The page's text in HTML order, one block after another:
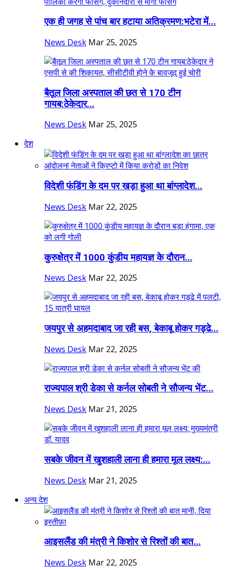
एक ही जगह से पांच बार हटाया अतिक्रमण:भटेरा में...
News Desk Mar 25, 2025
बैतूल जिला अस्पताल की छत से 170 टीन
गायब:ठेकेदार...
News Desk Mar 25, 2025
देश
विदेशी फंडिंग के दम पर खड़ा हुआ था बांग्लादेश...
News Desk Mar 22, 2025
कुरुक्षेत्र में 1000 कुंडीय महायज्ञ के दौरान...
News Desk Mar 22, 2025
जयपुर से अहमदाबाद जा रही बस, बेकाबू होकर गड्ढे...
News Desk Mar 22, 2025
राज्यपाल श्री डेका से कर्नल सोबती ने सौजन्य भेंट...
News Desk Mar 21, 2025
सबके जीवन में खुशहाली लाना ही हमारा मूल लक्ष्य:...
News Desk Mar 21, 2025
अन्य देश
आइसलैंड की मंत्री ने किशोर से रिश्तों की बात...
News Desk Mar 22, 2025